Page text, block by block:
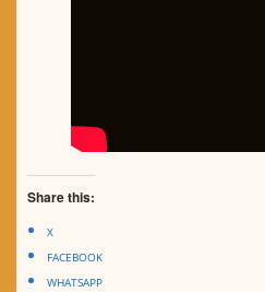
Share this:
X
FACEBOOK
WHATSAPP